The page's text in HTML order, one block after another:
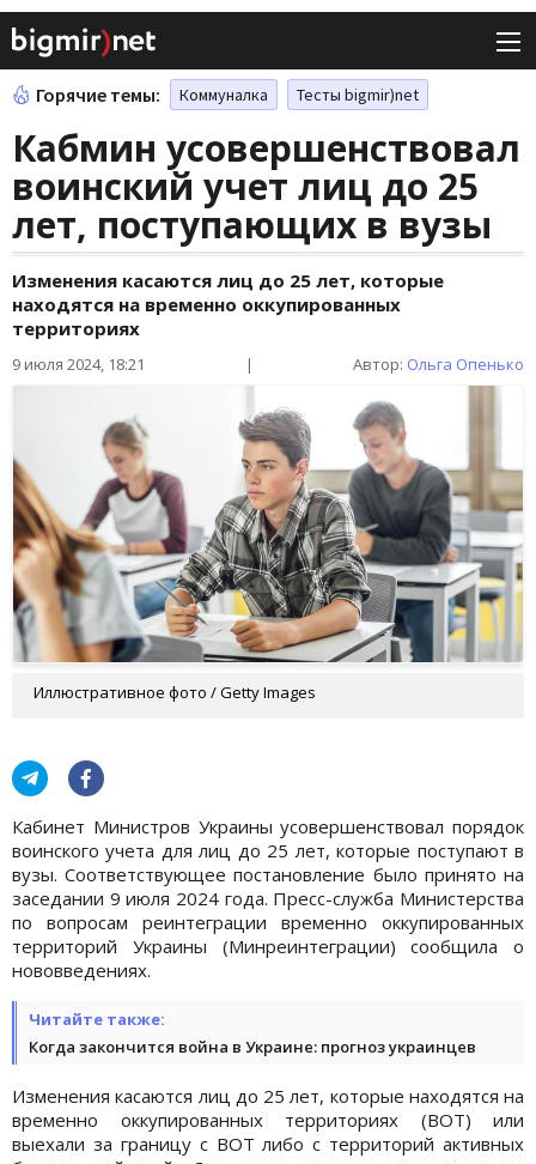
Горячие темы: Коммуналка Тесты bigmir)net
Кабмин усовершенствовал
воинский учет лиц до 25
лет, поступающих в вузы
Изменения касаются лиц до 25 лет, которые
находятся на временно оккупированных
территориях
9 июля 2024, 18:21 | Автор: Ольга Опенько
Иллюстративное фото / Getty Images
Кабинет Министров Украины усовершенствовал порядок
воинского учета для лиц до 25 лет, которые поступают в
вузы. Соответствующее постановление было принято на
заседании 9 июля 2024 года. Пресс-служба Министерства
по вопросам реинтеграции временно оккупированных
территорий Украины (Минреинтеграции) сообщила о
нововведениях.
Читайте также:
Когда закончится война в Украине: прогноз украинцев
Изменения касаются лиц до 25 лет, которые находятся на
временно оккупированных территориях (ВОТ) или
выехали за границу с ВОТ либо с территорий активных